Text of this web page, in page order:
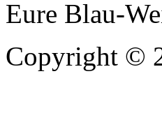
Eure Blau-
Copyright ©